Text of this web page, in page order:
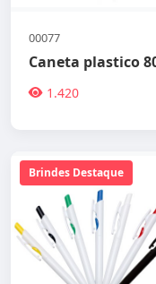
00077
Caneta plastico
1.420
Brindes Destaque